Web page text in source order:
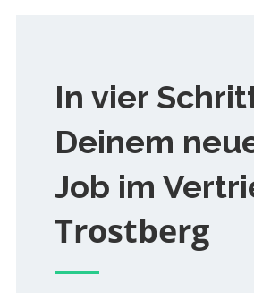
In vier
Deinem
Job im
Trostberg